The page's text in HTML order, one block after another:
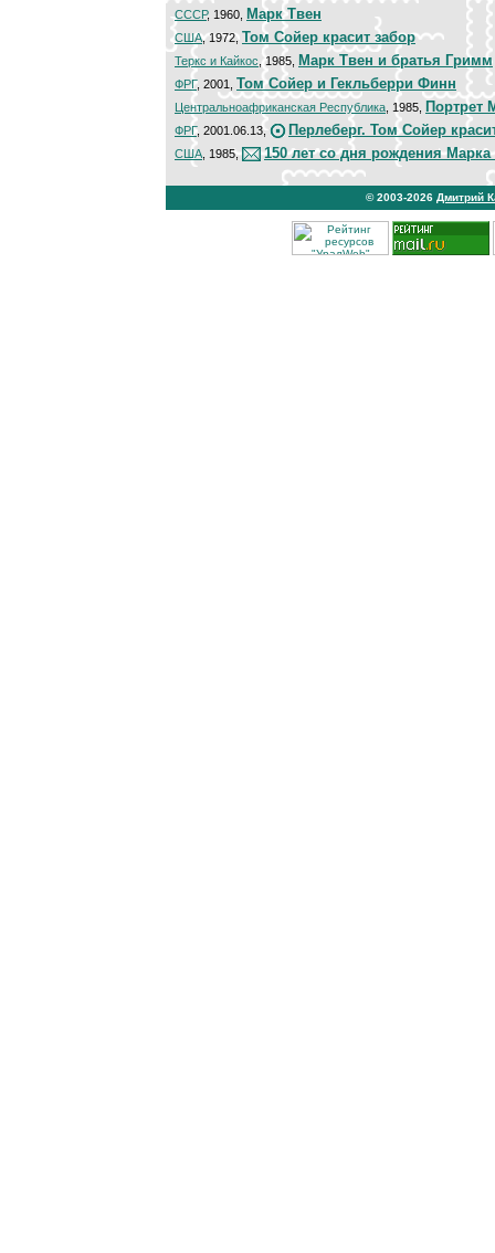
СССР, 1960, Марк Твен
США, 1972,Том Сойер красит забор
Теркс и Кайкос , 1985, Марк Твен и братья Гримм
ФРГ, 2001, Том Сойер и Гекльберри Финн
Центральноафриканская Республика , 1985, Портрет
ФРГ, 2001.06.13, Перлеберг. Том Сойер
США , 1985, 150 лет со дня рождения Марка
© 2003-2026 Дмитрий